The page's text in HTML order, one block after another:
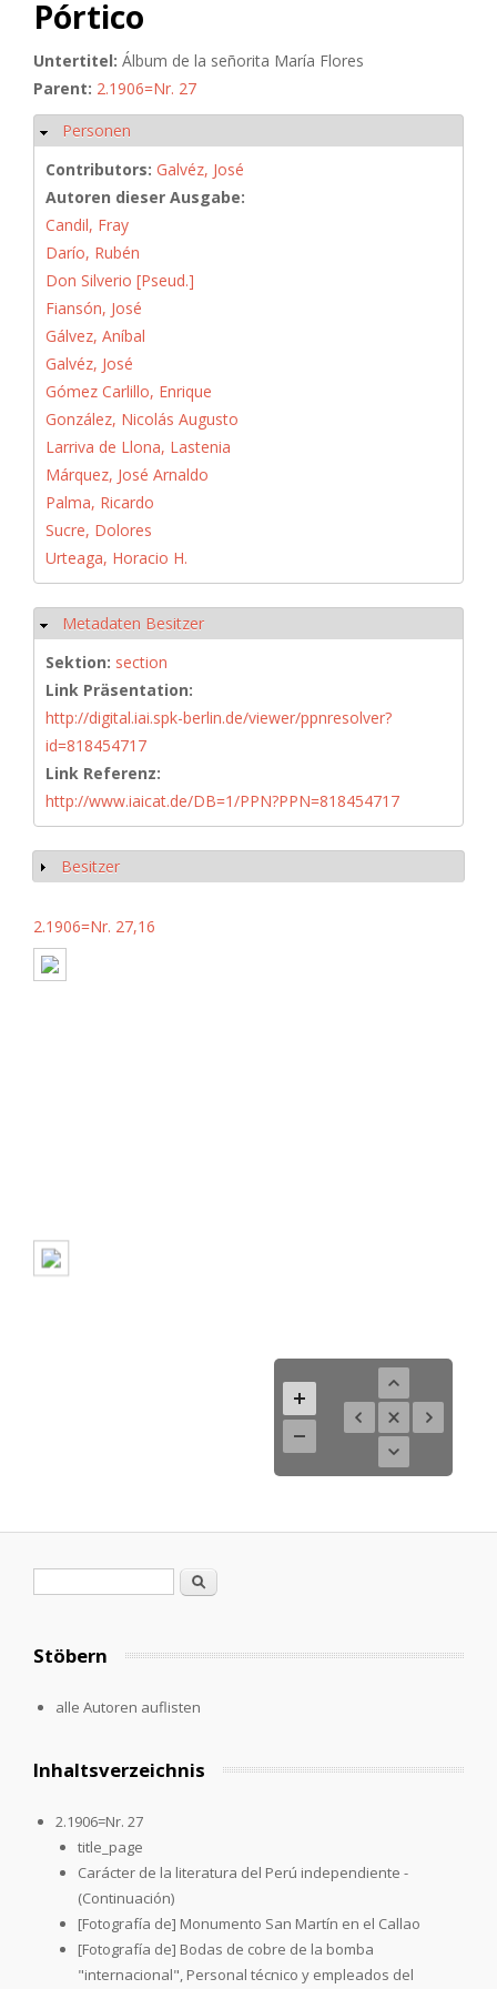
Pórtico
Untertitel: Álbum de la señorita María Flores
Parent: 2.1906=Nr. 27
Hide
Personen
Contributors: Galvéz, José
Autoren dieser Ausgabe:
Candil, Fray
Darío, Rubén
Don Silverio [Pseud.]
Fiansón, José
Gálvez, Aníbal
Galvéz, José
Gómez Carlillo, Enrique
González, Nicolás Augusto
Larriva de Llona, Lastenia
Márquez, José Arnaldo
Palma, Ricardo
Sucre, Dolores
Urteaga, Horacio H.
Hide
Metadaten Besitzer
Sektion: section
Link Präsentation:
http://digital.iai.spk-berlin.de/viewer/ppnresolver?
id=818454717
Link Referenz:
http://www.iaicat.de/DB=1/PPN?PPN=818454717
Show
Besitzer
2.1906=Nr. 27,16
Search
Stöbern
alle Autoren auflisten
Inhaltsverzeichnis
2.1906=Nr. 27
title_page
Carácter de la literatura del Perú independiente -
(Continuación)
[Fotografía de] Monumento San Martín en el Callao
[Fotografía de] Bodas de cobre de la bomba
"internacional", Personal técnico y empleados del